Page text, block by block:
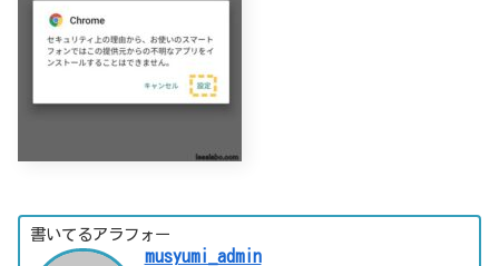
書いてるアラフォー
musyumi_admin